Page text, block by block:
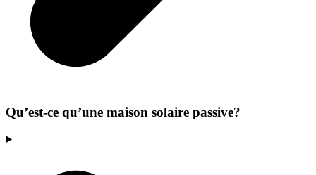
Qu’est-ce qu’une maison solaire passive?